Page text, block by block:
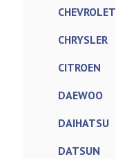
CHEVROLET
CHRYSLER
CITROEN
DAEWOO
DAIHATSU
DATSUN